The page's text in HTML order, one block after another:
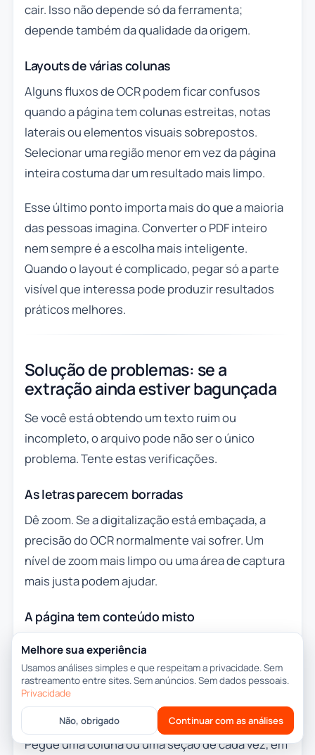
cair. Isso não depende só da ferramenta;
depende também da qualidade da origem.
Layouts de várias colunas
Alguns fluxos de OCR podem ficar confusos
quando a página tem colunas estreitas, notas
laterais ou elementos visuais sobrepostos.
Selecionar uma região menor em vez da página
inteira costuma dar um resultado mais limpo.
Esse último ponto importa mais do que a maioria
das pessoas imagina. Converter o PDF inteiro
nem sempre é a escolha mais inteligente.
Quando o layout é complicado, pegar só a parte
visível que interessa pode produzir resultados
práticos melhores.
Solução de problemas: se a
extração ainda estiver bagunçada
Se você está obtendo um texto ruim ou
incompleto, o arquivo pode não ser o único
problema. Tente estas verificações.
As letras parecem borradas
Dê zoom. Se a digitalização está embaçada, a
precisão do OCR normalmente vai sofrer. Um
nível de zoom mais limpo ou uma área de captura
mais justa podem ajudar.
A página tem conteúdo misto
Não capture a página inteira se só uma caixa ou
um parágrafo importa. Pegar uma região menor
costuma reduzir a confusão.
O layout tem colunas ou notas laterais
Pegue uma coluna ou uma seção de cada vez, em
Melhore sua experiência
Usamos análises simples e que respeitam a privacidade. Sem
rastreamento entre sites. Sem anúncios. Sem dados pessoais.
Privacidade
Não, obrigado Continuar com as análises